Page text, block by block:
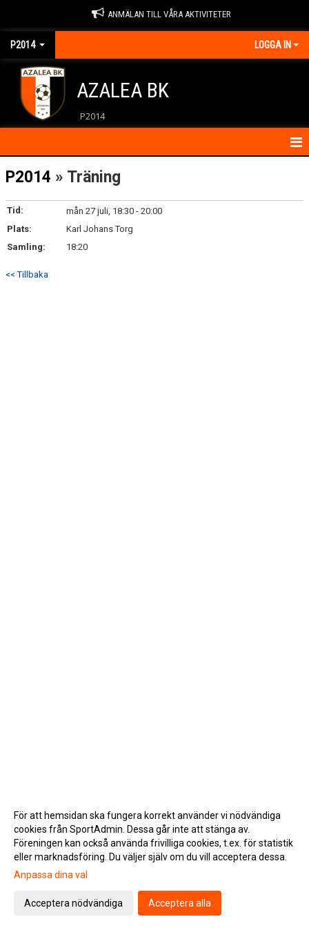
ANMÄLAN TILL VÅRA AKTIVITETER
P2014 LOGGA IN
AZALEA BK
P2014
HEM
KALENDER
KONTAKT
P2014 » Träning
Tid:
mån 27 juli, 18:30 - 20:00
Plats:
Karl Johans Torg
Samling:
18:20
<< Tillbaka
Gå till Webbversion
För att hemsidan ska fungera korrekt använder vi nödvändiga
cookies från SportAdmin. Dessa går inte att stänga av.
Föreningen kan också använda frivilliga cookies, t.ex. för statistik
eller marknadsföring. Du väljer själv om du vill acceptera dessa.
Anpassa dina val
Acceptera nödvändiga Acceptera alla